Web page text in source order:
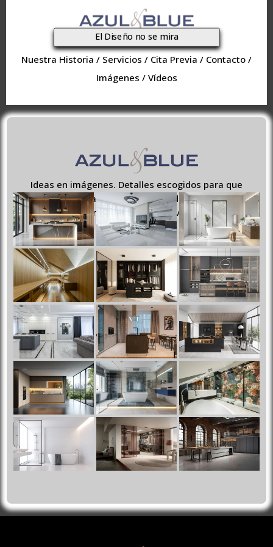
El Diseño no se mira
Nuestra Historia / Servicios / Cita Previa / Contacto /
Imágenes / Vídeos
Ideas en imágenes. Detalles escogidos para que
disfrutes de acabados sofisticados y espacios
funcionales y exclusivos